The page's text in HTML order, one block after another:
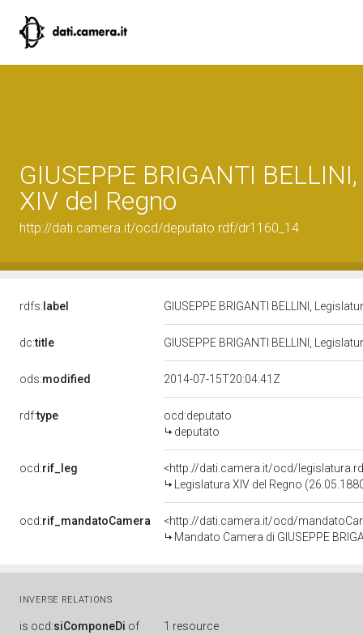
GIUSEPPE BRIGANTI
XIV del Regno
http://dati.camera.it/ocd/deputato.rdf/dr1160_14
rdfs: label GIUSEPPE BRIGANTI BELLINI,
dc:title GIUSEPPE BRIGANTI BELLINI,
ods:modified 2014-07-15T20:04:41Z
rdf:type
ocd:deputato
deputato
ocd:rif_leg
<http://dati.camera.it/ocd/
Legislatura XIV del Regno
ocd:rif_mandatoCamera
<http://dati.camera.it/ocd/
Mandato Camera di GIUSEPPE
INVERSE RELATIONS
is ocd:siComponeDi of 1 resource